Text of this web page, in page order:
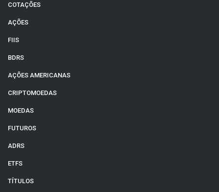
COTAÇÕES
AÇÕES
FIIS
BDRS
AÇÕES AMERICANAS
CRIPTOMOEDAS
MOEDAS
FUTUROS
ADRS
ETFS
TÍTULOS